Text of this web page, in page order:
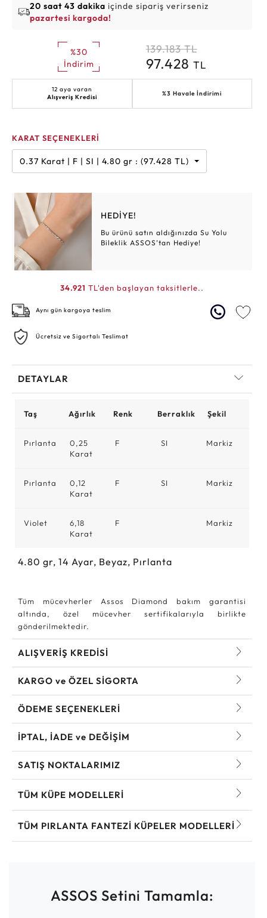
20 saat 43 dakika içinde sipariş verirseniz
pazartesi kargoda!
%30
İndirim
139.183 TL
97.428 TL
12 aya varan
Alışveriş Kredisi
%3 Havale İndirimi
KARAT SEÇENEKLERİ
0.37 Karat | F | SI | 4.80 gr : (97.428 TL)
HEDİYE!
Bu ürünü satın aldığınızda Su Yolu
Bileklik ASSOS’tan Hediye!
34.921 TL'den başlayan taksitlerle..
Aynı gün kargoya teslim
Ücretsiz ve Sigortalı Teslimat
DETAYLAR
Taş Ağırlık Renk Berraklık Şekil
Pırlanta
0,25
Karat
F SI Markiz
Pırlanta
0,12
Karat
F SI Markiz
Violet
6,18
Karat
F Markiz
4.80 gr, 14 Ayar, Beyaz, Pırlanta
Tüm mücevherler Assos Diamond bakım garantisi
altında, özel mücevher sertifikalarıyla birlikte
gönderilmektedir.
ALIŞVERİŞ KREDİSİ
KARGO ve ÖZEL SİGORTA
ÖDEME SEÇENEKLERİ
İPTAL, İADE ve DEĞİŞİM
SATIŞ NOKTALARIMIZ
TÜM KÜPE MODELLERI
TÜM PIRLANTA FANTEZI KÜPELER MODELLERI
ASSOS Setini Tamamla: